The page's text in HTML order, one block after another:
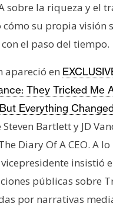
sobre la riqueza y el
su propia visión
el paso del tiempo.
apareció en
They Tricked Me
Everything
Bartlett y JD
Diary Of A CEO. A
insistió
públicas sobre
por narrativas